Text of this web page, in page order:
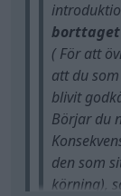
( För att
att du
blivit
Börjar du
den som
körning),